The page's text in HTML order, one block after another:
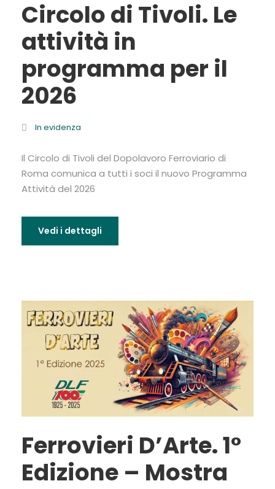
Circolo di Tivoli. Le
attività in
programma per il
2026
In evidenza
Il Circolo di Tivoli del Dopolavoro Ferroviario di
Roma comunica a tutti i soci il nuovo Programma
Attività del 2026
Vedi i dettagli
Ferrovieri D’Arte. 1°
Edizione – Mostra